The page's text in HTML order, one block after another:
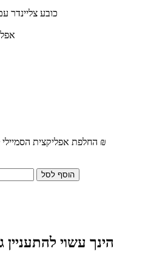
כובע צליינדר
החלפת אפליקצית הסמיילי 25 ₪
הוסף לסל
הינך עשוי